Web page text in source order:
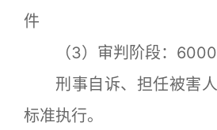
件
（3）审判阶段：
刑事自诉、担任被害人
标准执行。